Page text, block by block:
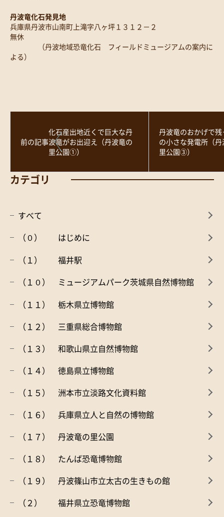
丹波竜化石発見地
兵庫県丹波市山南町上滝字八ヶ坪１３１２－２
無休
（丹波地域恐竜化石 フィールドミュージアムの案内に
よる）
前の記事
化石産出地近くで巨大な丹
波竜がお出迎え（丹波竜の
里公園①）
丹波竜のおかげで
の小さな発電所（
里公園③）
カテゴリ
すべて
（０） はじめに
（１） 福井駅
（１０） ミュージアムパーク茨城県自然博物館
（１１） 栃木県立博物館
（１２） 三重県総合博物館
（１３） 和歌山県立自然博物館
（１４） 徳島県立博物館
（１５） 洲本市立淡路文化資料館
（１６） 兵庫県立人と自然の博物館
（１７） 丹波竜の里公園
（１８） たんば恐竜博物館
（１９） 丹波篠山市立太古の生きもの館
（２） 福井県立恐竜博物館